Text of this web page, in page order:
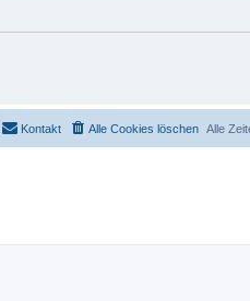
Alle
Alle Cookies löschen
Kontakt